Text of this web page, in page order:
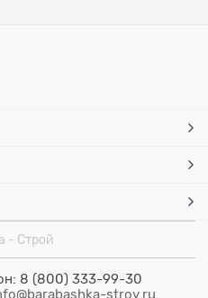
- Строй
8 (800) 333-99-30
stroy.ru